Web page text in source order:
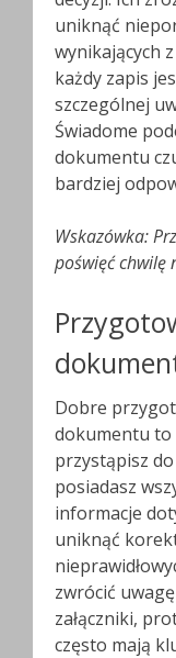
uniknąć
wynikających
każdy zapis
szczególnej
Świadome
dokumentu
bardziej
Wskazówka:
poświęć chwilę
Dobre
dokumentu to
przystąpisz
posiadasz
informacje
uniknąć
zwrócić
załączniki,
często mają